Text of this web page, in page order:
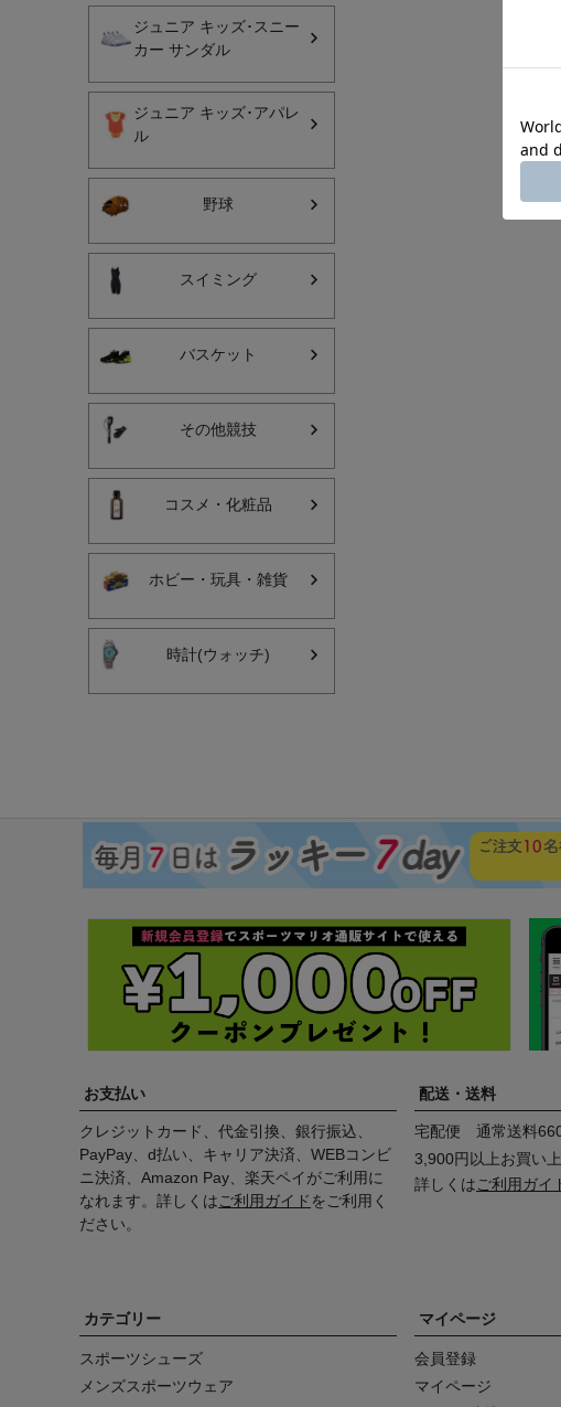
インフィット INFIT
オン On
ジュニア キッズ･スニー
カー サンダル
ジュニア キッズ･アパレ
ル
野球
スイミング
バスケット
その他競技
コスメ・化粧品
ホビー・玩具・雑貨
時計(ウォッチ)
お支払い
クレジットカード、代金引換、銀行振込、
PayPay、d払い、キャリア決済、WEBコンビ
ニ決済、Amazon Pay、楽天ペイがご利用に
なれます。詳しくはご利用ガイド をご利用く
ださい。
配送・送料
宅配便 通常送料
3,900円以上お買い
詳しくはご利用ガイ
カテゴリー
スポーツシューズ
メンズスポーツウェア
マイページ
会員登録
マイページ